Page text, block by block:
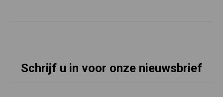
Schrijf u in voor onze nieuwsbrief